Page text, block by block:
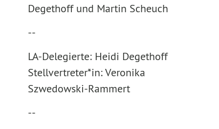
Degethoff und Martin Scheuch
--
LA-Delegierte: Heidi Degethoff
Stellvertreter*in: Veronika
Szwedowski-Rammert
--